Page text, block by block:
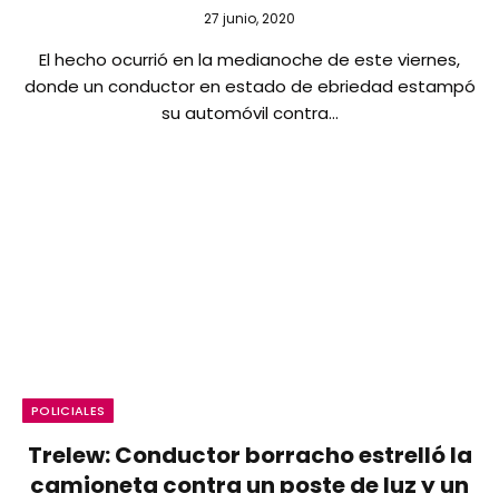
27 junio, 2020
El hecho ocurrió en la medianoche de este viernes,
donde un conductor en estado de ebriedad estampó
su automóvil contra…
POLICIALES
Trelew: Conductor borracho estrelló la
camioneta contra un poste de luz y un